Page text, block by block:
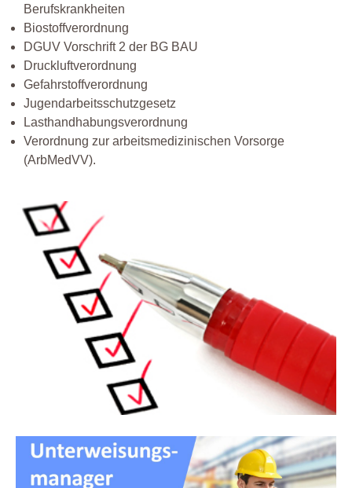
Berufskrankheiten
Biostoffverordnung
DGUV Vorschrift 2 der BG BAU
Druckluftverordnung
Gefahrstoffverordnung
Jugendarbeitsschutzgesetz
Lasthandhabungsverordnung
Verordnung zur arbeitsmedizinischen Vorsorge
(ArbMedVV).